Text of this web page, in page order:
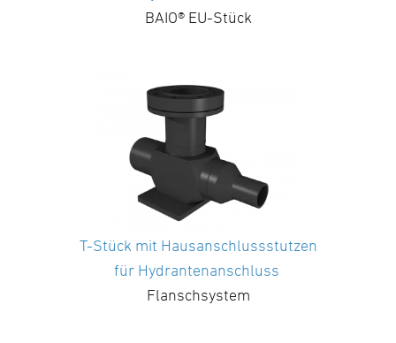
BAIO® EU-Stück
T-Stück mit Hausanschlussstutzen
für Hydrantenanschluss
Flanschsystem